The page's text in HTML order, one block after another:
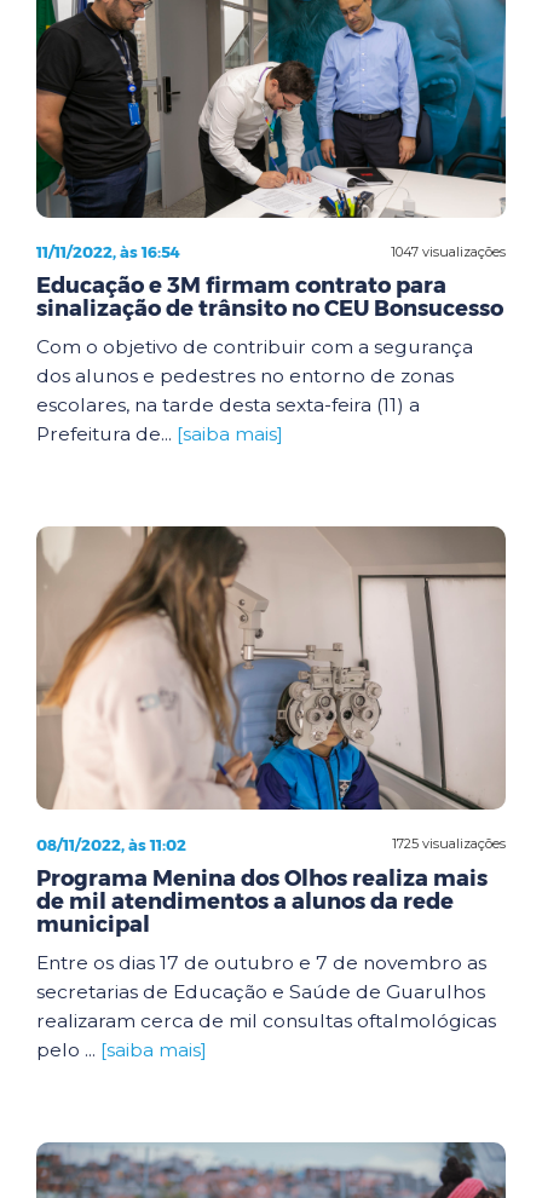
1047 visualizações
11/11/2022, às 16:54
Educação e 3M firmam contrato para
sinalização de trânsito no CEU Bonsucesso
Com o objetivo de contribuir com a segurança
dos alunos e pedestres no entorno de zonas
escolares, na tarde desta sexta-feira (11) a
Prefeitura de... [saiba mais]
1725 visualizações
08/11/2022, às 11:02
Programa Menina dos Olhos realiza mais
de mil atendimentos a alunos da rede
municipal
Entre os dias 17 de outubro e 7 de novembro as
secretarias de Educação e Saúde de Guarulhos
realizaram cerca de mil consultas oftalmológicas
pelo ... [saiba mais]